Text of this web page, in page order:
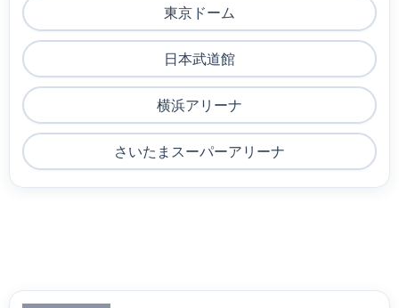
東京ドーム
日本武道館
横浜アリーナ
さいたまスーパーアリーナ